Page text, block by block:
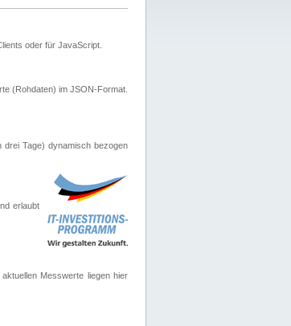
oder für JavaScript.
(Rohdaten) im JSON-Format.
drei Tage) dynamisch bezogen
erlaubt
Messwerte liegen hier